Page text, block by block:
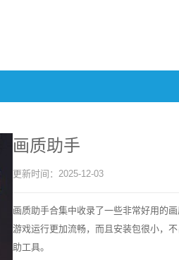
画质助手
更新时间： 2025-12-03
画质助手合集中收录了一些非常好用的
游戏运行更加流畅，而且安装包很小，
助工具。